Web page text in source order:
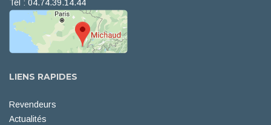
Tel : 04.74.39.14.44
LIENS RAPIDES
Revendeurs
Actualités